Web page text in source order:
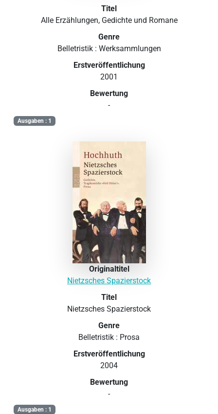
Titel
Alle Erzählungen, Gedichte und Romane
Genre
Belletristik : Werksammlungen
Erstveröffentlichung
2001
Bewertung
-
Ausgaben : 1
Originaltitel
Nietzsches Spazierstock
Titel
Nietzsches Spazierstock
Genre
Belletristik : Prosa
Erstveröffentlichung
2004
Bewertung
-
Ausgaben : 1